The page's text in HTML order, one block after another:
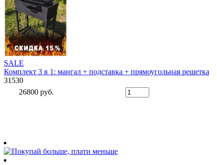
SALE
Комплект 3 в 1: мангал + подставка + прямоугольная решетка
31530
26800 руб.